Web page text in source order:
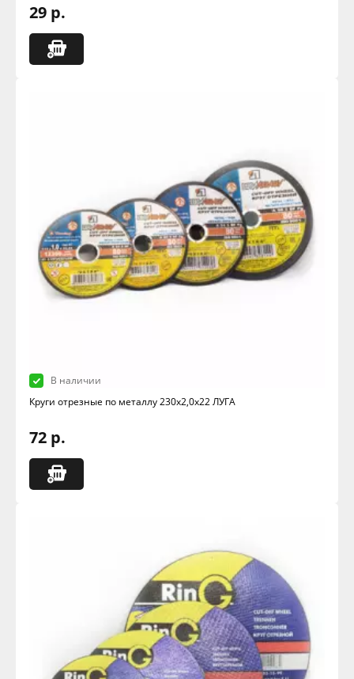
29 р.
В наличии
Круги отрезные по металлу 230х2,0х22 ЛУГА
72 р.